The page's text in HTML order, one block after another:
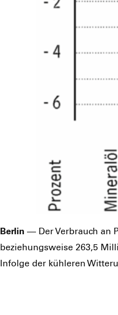
Ber­lin — Der Ver­brauch an
bezie­hungs­wei­se 263,5
Infol­ge der küh­le­ren